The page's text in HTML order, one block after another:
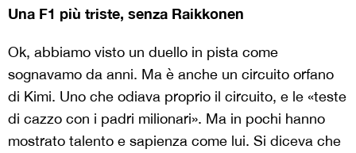
Una F1 più triste, senza Raikkonen
Ok, abbiamo visto un duello in pista come
sognavamo da anni. Ma è anche un circuito orfano
di Kimi. Uno che odiava proprio il circuito, e le «teste
di cazzo con i padri milionari». Ma in pochi hanno
mostrato talento e sapienza come lui. Si diceva che